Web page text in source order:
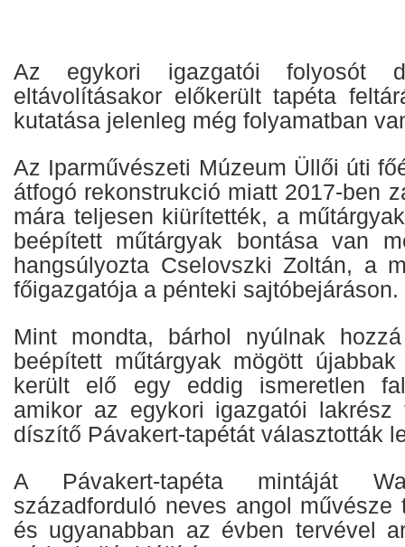
Az egykori igazgatói folyosót
eltávolításakor előkerült tapéta
kutatása jelenleg még folyamatban
Az Iparművészeti Múzeum Üllői úti
átfogó rekonstrukció miatt 2017-ben
mára teljesen kiürítették, a
beépített műtárgyak bontása van
hangsúlyozta Cselovszki Zoltán, a
főigazgatója a pénteki sajtóbejáráson.
Mint mondta, bárhol nyúlnak
beépített műtárgyak mögött
került elő egy eddig ismeretlen
amikor az egykori igazgatói lakrész
díszítő Pávakert-tapétát választották
A Pávakert-tapéta mintáját
századforduló neves angol művésze
és ugyanabban az évben tervével